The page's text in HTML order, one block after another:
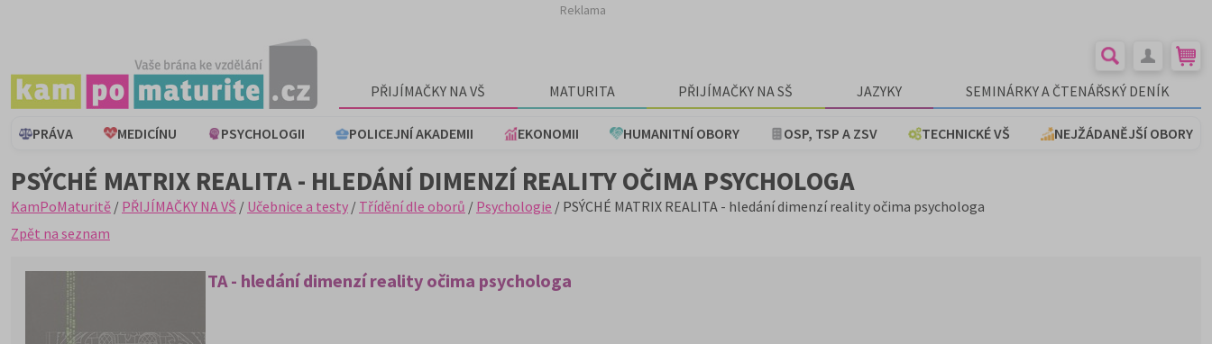
Reklama
PŘIJÍMAČKY NA VŠ MATURITA PŘIJÍMAČKY NA SŠ JAZYKY SEMINÁRKY A ČTENÁŘSKÝ DENÍK
PRÁVA MEDICÍNU PSYCHOLOGII POLICEJNÍ AKADEMII EKONOMII HUMANITNÍ OBORY OSP, TSP A ZSV TECHNICKÉ VŠ NEJŽÁDANĚJŠÍ OBORY
PSÝCHÉ MATRIX REALITA - HLEDÁNÍ DIMENZÍ REALITY OČIMA PSYCHOLOGA
KamPoMaturitě / PŘIJÍMAČKY NA VŠ / Učebnice a testy / Třídění dle oborů / Psychologie / PSÝCHÉ MATRIX REALITA - hledání dimenzí reality očima psychologa
Zpět na seznam
PSÝCHÉ MATRIX REALITA - hledání dimenzí reality očima psychologa